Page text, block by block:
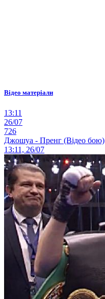
Відео матеріали
13:11
26/07
726
Джошуа - Пренг (Відео бою)
13:11, 26/07